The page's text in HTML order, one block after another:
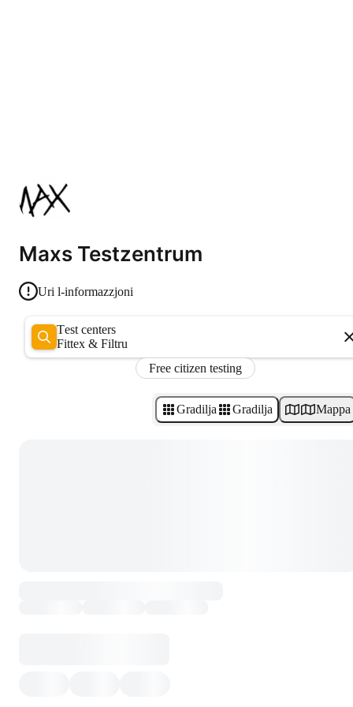
Maxs Testzentrum
Uri l-informazzjoni
Test centers
Fittex & Filtru
Free citizen testing
Gradilja Gradilja Mappa